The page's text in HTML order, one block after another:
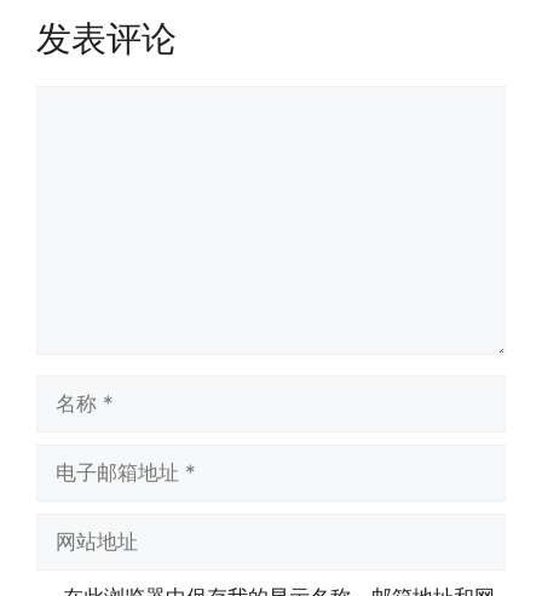
发表评论